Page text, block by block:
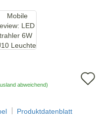
abweichend)
Produktdatenblatt